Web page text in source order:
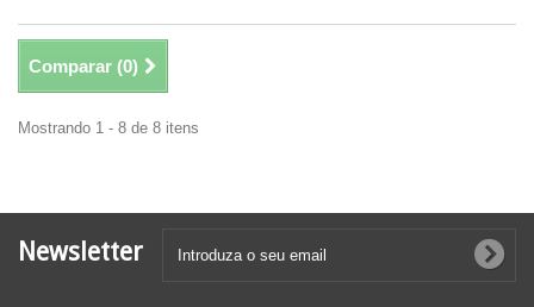
Comparar (0)
Mostrando 1 - 8 de 8 itens
Newsletter